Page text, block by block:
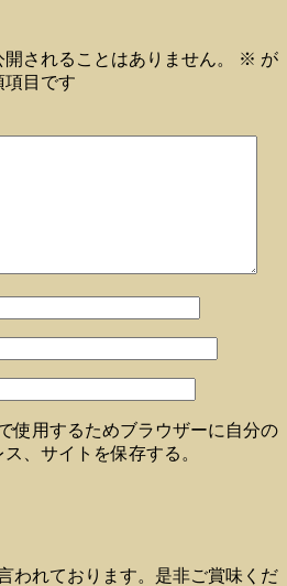
されることはありません。 ※ が
項目です
使用するためブラウザーに自分の
、サイトを保存する。
われております。是非ご賞味くだ